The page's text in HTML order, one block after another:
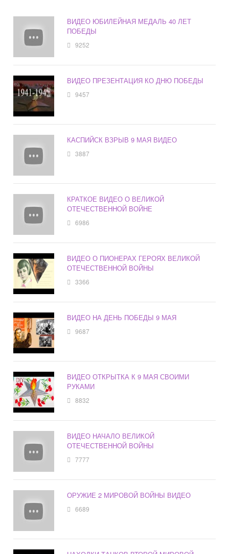
ВИДЕО ЮБИЛЕЙНАЯ МЕДАЛЬ 40 ЛЕТ
ПОБЕДЫ
9252
ВИДЕО ПРЕЗЕНТАЦИЯ КО ДНЮ ПОБЕДЫ
9457
КАСПИЙСК ВЗРЫВ 9 МАЯ ВИДЕО
3887
КРАТКОЕ ВИДЕО О ВЕЛИКОЙ
ОТЕЧЕСТВЕННОЙ ВОЙНЕ
6986
ВИДЕО О ПИОНЕРАХ ГЕРОЯХ ВЕЛИКОЙ
ОТЕЧЕСТВЕННОЙ ВОЙНЫ
3366
ВИДЕО НА ДЕНЬ ПОБЕДЫ 9 МАЯ
9687
ВИДЕО ОТКРЫТКА К 9 МАЯ СВОИМИ
РУКАМИ
8832
ВИДЕО НАЧАЛО ВЕЛИКОЙ
ОТЕЧЕСТВЕННОЙ ВОЙНЫ
7777
ОРУЖИЕ 2 МИРОВОЙ ВОЙНЫ ВИДЕО
6689